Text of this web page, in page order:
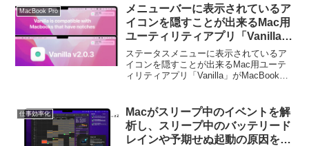
MacBook Pro
メニューバーに表示されているア
イコンを隠すことが出来るMac用
ユーティリティアプリ「Vanilla」
がノッチ付きのMacBook Proに
対応。
ステータスメニューに表示されているア
イコンを隠すことが出来るMac用ユーテ
ィリティアプリ「Vanilla」がMacBook
仕事効率化
Macがスリープ中のイベントを解
析し、スリープ中のバッテリード
レインや予期せぬ起動の原因を探